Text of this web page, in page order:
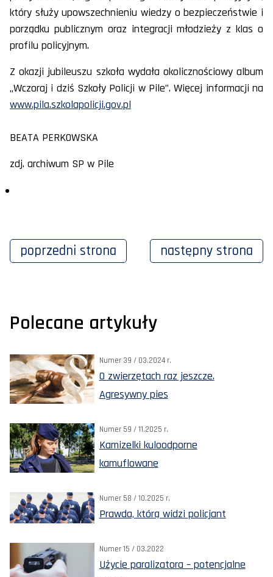
który służy upowszechnieniu wiedzy o bezpieczeństwie i
porządku publicznym oraz integracji młodzieży z klas o
profilu policyjnym.
Z okazji jubileuszu szkoła wydała okolicznościowy album
„Wczoraj i dziś Szkoły Policji w Pile”. Więcej informacji na
www.pila.szkolapolicji.gov.pl
BEATA PERKOWSKA
zdj. archiwum SP w Pile
poprzedni strona następny strona
Polecane artykuły
Numer 39 / 03.2024 r.
O zwierzętach raz jeszcze.
Agresywny pies
Numer 59 / 11.2025 r.
Kamizelki kuloodporne
kamuflowane
Numer 58 / 10.2025 r.
Prawda, którą widzi policjant
Numer 15 / 03.2022
Użycie paralizatora – potencjalne